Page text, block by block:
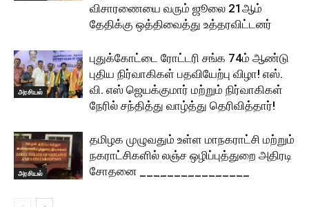
விசாரணையை வரும் ஜூலை 21ஆம்
தேதிக்கு ஒத்திவைத்து உத்தரவிட்டனர்
அரசியல்
புதுக்கோட்டை ரோட்டரி சங்க 74ம் ஆண்டு
புதிய நிர்வாகிகள் பதவியேற்பு விழா! எஸ்.
வி. எஸ் ஜெயக்குமார் மற்றும் நிர்வாகிகள்
நேரில் சந்தித்து வாழ்த்து தெரிவித்தார்!
அரசியல்
தமிழக முழுவதும் உள்ள மாநகராட்சி மற்றும்
நகராட்சிகளில் லஞ்ச ஒழிப்புத்துறை அதிரடி
சோதனை ________________